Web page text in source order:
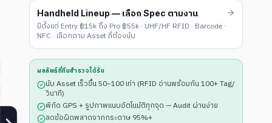
Handheld Lineup — เลือก Spec ตามงาน
มีตั้งแต่ Entry ฿15k ถึง Pro ฿55k · UHF/HF RFID · Barcode ·
NFC · เลือกตาม Asset ที่ต้องนับ
ผลลัพธ์ที่ทีมสำรวจได้รับ
นับ Asset เร็วขึ้น 50–100 เท่า (RFID อ่านพร้อมกัน 100+ Tag/
วินาที)
พิกัด GPS + รูปภาพแนบอัตโนมัติทุกจุด — Audit ผ่านง่าย
ลดข้อผิดพลาดจากกระดาษ 95%+